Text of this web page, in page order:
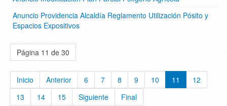
Anuncio Providencia Alcaldía Reglamento Utilización Pósito y
Espacios Expositivos
Página 11 de 30
Inicio Anterior 6 7 8 9 10 11
12
13
14 15 Siguiente Final